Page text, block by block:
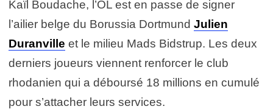
Kaïl Boudache, l’OL est en passe de signer
l’ailier belge du Borussia Dortmund Julien
Duranville et le milieu Mads Bidstrup. Les deux
derniers joueurs viennent renforcer le club
rhodanien qui a déboursé 18 millions en cumulé
pour s’attacher leurs services.